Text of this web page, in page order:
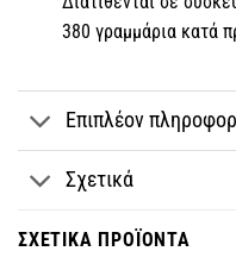
380 γραμμάρια κατά
Επιπλέον
Σχετικά
ΣΧΕΤΙΚΆ ΠΡΟΪΌΝΤΑ